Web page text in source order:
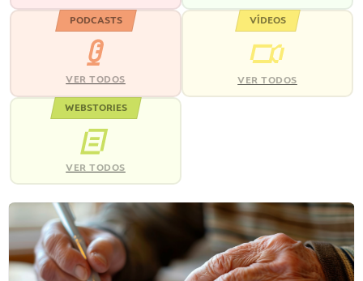
PODCASTS
VER TODOS
VÍDEOS
VER TODOS
WEBSTORIES
VER TODOS